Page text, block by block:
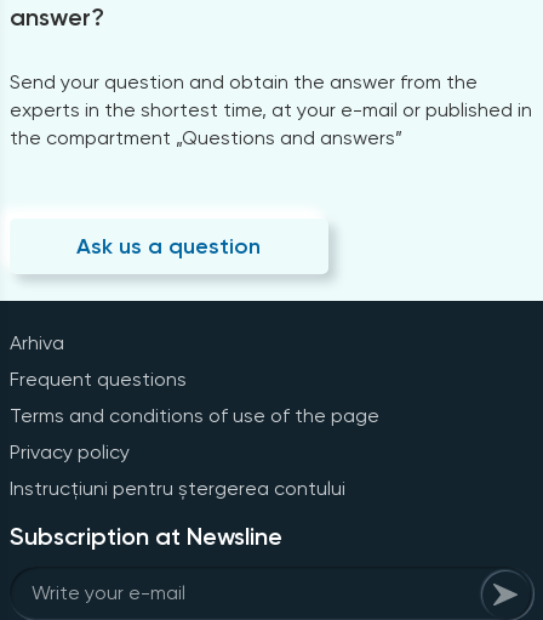
answer?
Send your question and obtain the answer from the
experts in the shortest time, at your e-mail or published in
the compartment „Questions and answers”
Ask us a question
Arhiva
Frequent questions
Terms and conditions of use of the page
Privacy policy
Instrucțiuni pentru ștergerea contului
Subscription at Newsline